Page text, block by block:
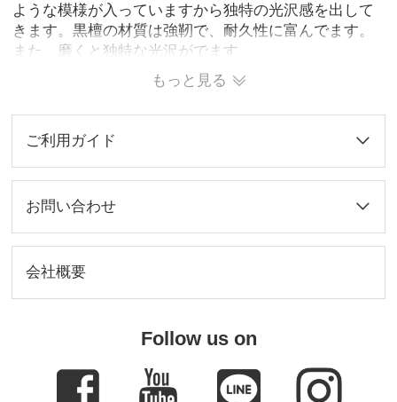
ような模様が入っていますから独特の光沢感を出して
きます。黒檀の材質は強靭で、耐久性に富んでます。
また、磨くと独特な光沢がでます。
もっと見る
ご利用ガイド
お問い合わせ
会社概要
Follow us on